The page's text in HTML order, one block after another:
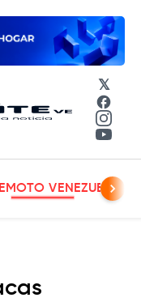
𝕏
VENEZUELA